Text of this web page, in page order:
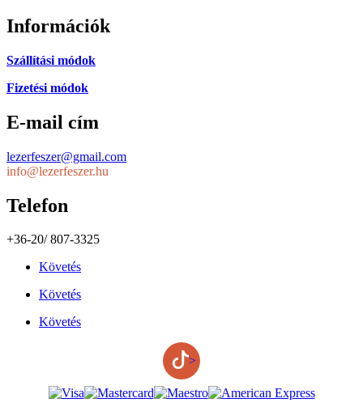
Információk
Szállítási módok
Fizetési módok
E-mail cím
lezerfeszer@gmail.com
info@lezerfeszer.hu
Telefon
+36-20/ 807-3325
Követés
Követés
Követés
>